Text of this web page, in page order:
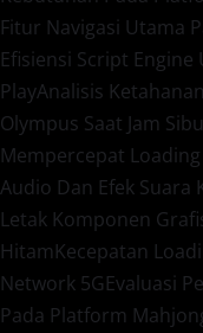
Fitur Navigasi Utama
Efisiensi Script
PlayAnalisis
Olympus Saat Jam
Mempercepat
Audio Dan Efek Suara
Letak Komponen
HitamKecepatan
Network 5GEvaluasi
Pada Platform